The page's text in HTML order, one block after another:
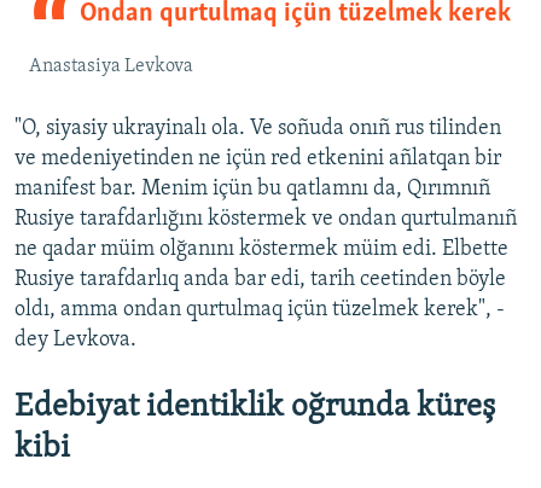
Ondan qurtulmaq içün tüzelmek kerek
Anastasiya Levkova
"O, siyasiy ukrayinalı ola. Ve soñuda onıñ rus tilinden
ve medeniyetinden ne içün red etkenini añlatqan bir
manifest bar. Menim içün bu qatlamnı da, Qırımnıñ
Rusiye tarafdarlığını köstermek ve ondan qurtulmanıñ
ne qadar müim olğanını köstermek müim edi. Elbette
Rusiye tarafdarlıq anda bar edi, tarih ceetinden böyle
oldı, amma ondan qurtulmaq içün tüzelmek kerek", -
dey Levkova.
Edebiyat identiklik oğrunda küreş
kibi